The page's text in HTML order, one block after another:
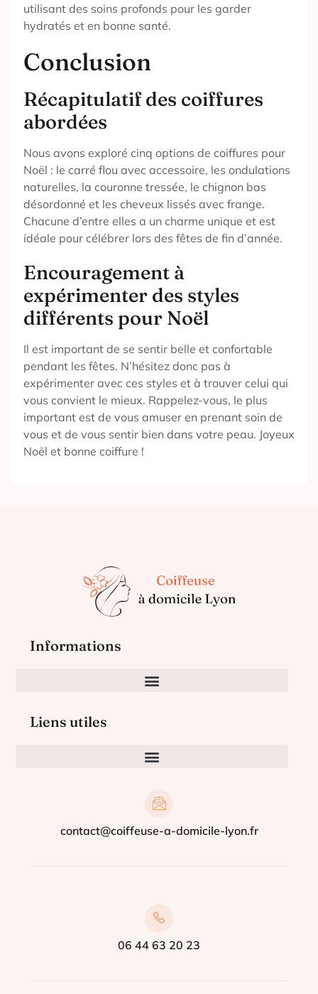
utilisant des soins profonds pour les garder
hydratés et en bonne santé.
Conclusion
Récapitulatif des coiffures
abordées
Nous avons exploré cinq options de coiffures pour
Noël : le carré flou avec accessoire, les ondulations
naturelles, la couronne tressée, le chignon bas
désordonné et les cheveux lissés avec frange.
Chacune d’entre elles a un charme unique et est
idéale pour célébrer lors des fêtes de fin d’année.
Encouragement à
expérimenter des styles
différents pour Noël
Il est important de se sentir belle et confortable
pendant les fêtes. N’hésitez donc pas à
expérimenter avec ces styles et à trouver celui qui
vous convient le mieux. Rappelez-vous, le plus
important est de vous amuser en prenant soin de
vous et de vous sentir bien dans votre peau. Joyeux
Noël et bonne coiffure !
Informations
Liens utiles
contact@coiffeuse-a-domicile-lyon.fr
06 44 63 20 23